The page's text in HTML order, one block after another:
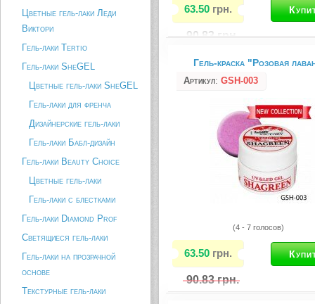
Цветные гель-лаки Леди
Виктори
Гель-лаки Tertio
Гель-лаки SheGEL
Цветные гель-лаки SheGEL
Гель-лаки для френча
Дизайнерские гель-лаки
Гель-лаки Бабл-дизайн
Гель-лаки Beauty Choice
Цветные гель-лаки
Гель-лаки с блестками
Гель-лаки Diamond Prof
Светящиеся гель-лаки
Гель-лаки на прозрачной
основе
Текстурные гель-лаки
63.50 грн.
90.83
Сахарный гель используется
видов дизайна ногтей при
Идеально подходит для
модерн, а также используется
улыбки. Нестандартный дизайн
создает эффект объёма, как к
аквариум. Сахарный гель...
Описание товара
Гель-краска "Розовая
Артикул: GSH-003
(4 - 7 голосов)
63.50 грн.
90.83 грн.